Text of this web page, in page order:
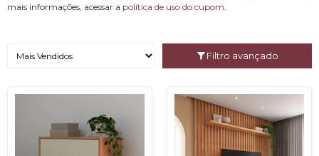
mais informações, acessar a política de uso do cupom.
Filtro avançado